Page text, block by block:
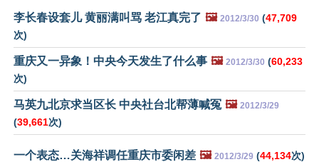
李长春设套儿 黄丽满叫骂 老江真完了 🖼️ 2012/3/30 (47,709
次)
重庆又一异象！中央今天发生了什么事 🖼️ 2012/3/30 (60,233
次)
马英九北京求当区长 中央社台北帮薄喊冤 🖼️ 2012/3/29
(39,661次)
一个表态…关海祥调任重庆市委闲差 🖼️ 2012/3/29 (44,134次)